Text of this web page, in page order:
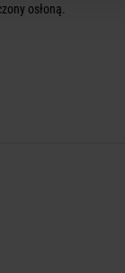
osłoną.